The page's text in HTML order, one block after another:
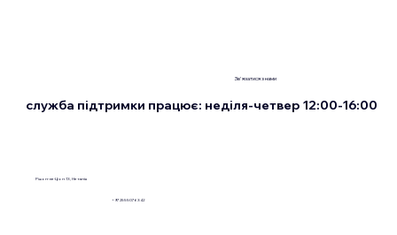
Рішон-ле-Ціон 13, Нетанія
+972555076342
Зв'язатися з нами
служба підтримки працює: неділя-четвер 12:00-16:00